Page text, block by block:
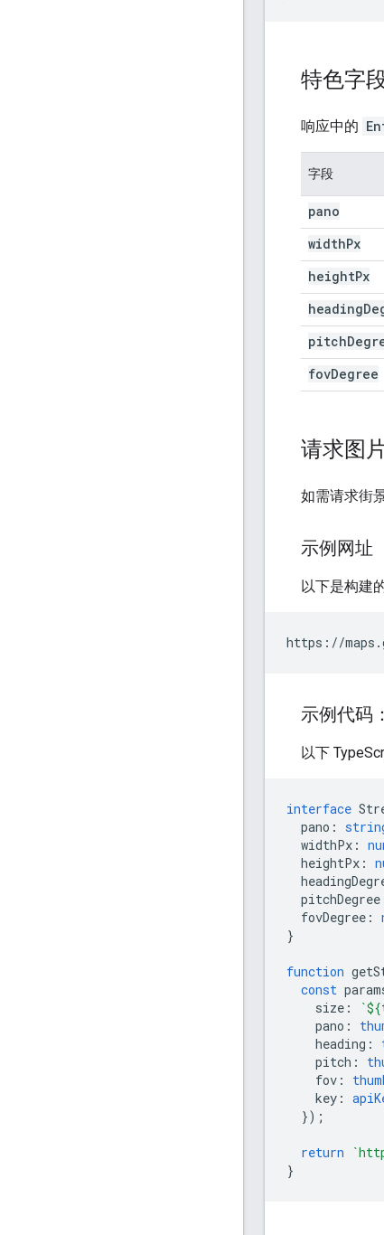
特色字
响应中的
字段
pano
widthPx
heightPx
heading
pitch
fovDegree
请求图
如需请求街
示例网址
以下是构建
https://
示例代码
以下
interface
pano :
widthPx :
heightPx :
pitchDegree
fovDegree :
}
function
const
size : `${
pano :
heading :
pitch :
fov :
key :
});
return
}